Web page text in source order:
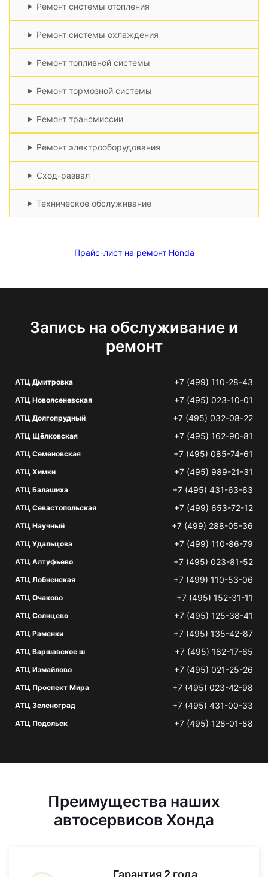
Ремонт системы отопления
Ремонт системы охлаждения
Ремонт топливной системы
Ремонт тормозной системы
Ремонт трансмиссии
Ремонт электрооборудования
Сход-развал
Техническое обслуживание
Прайс-лист на ремонт Honda
Запись на обслуживание и
ремонт
АТЦ Дмитровка +7 (499) 110-28-43
АТЦ Новоясеневская +7 (495) 023-10-01
АТЦ Долгопрудный +7 (495) 032-08-22
АТЦ Щёлковская +7 (495) 162-90-81
АТЦ Семеновская +7 (495) 085-74-61
АТЦ Химки +7 (495) 989-21-31
АТЦ Балашиха +7 (495) 431-63-63
АТЦ Севастопольская +7 (499) 653-72-12
АТЦ Научный +7 (499) 288-05-36
АТЦ Удальцова +7 (499) 110-86-79
АТЦ Алтуфьево +7 (495) 023-81-52
АТЦ Лобненская +7 (499) 110-53-06
АТЦ Очаково +7 (495) 152-31-11
АТЦ Солнцево +7 (495) 125-38-41
АТЦ Раменки +7 (495) 135-42-87
АТЦ Варшавское ш +7 (495) 182-17-65
АТЦ Измайлово +7 (495) 021-25-26
АТЦ Проспект Мира +7 (495) 023-42-98
АТЦ Зеленоград +7 (495) 431-00-33
АТЦ Подольск +7 (495) 128-01-88
Преимущества наших
автосервисов Хонда
Гарантия 2 года